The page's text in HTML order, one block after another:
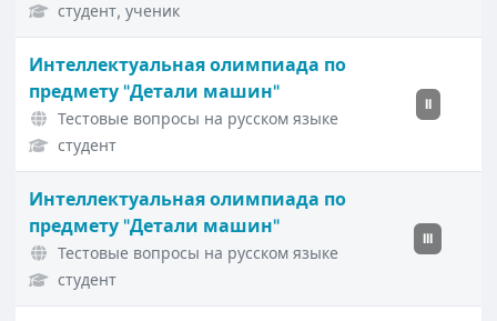
студент, ученик
Интеллектуальная олимпиада по
предмету "Детали машин"
Тестовые вопросы на русском языке
студент
II
Интеллектуальная олимпиада по
предмету "Детали машин"
Тестовые вопросы на русском языке
студент
III